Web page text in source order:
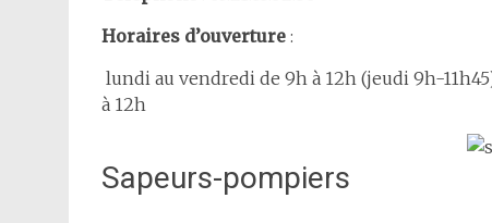
Horaires d’ouverture :
lundi au vendredi de 9h à 12h (jeudi 9h-
à 12h
Sapeurs-pompiers